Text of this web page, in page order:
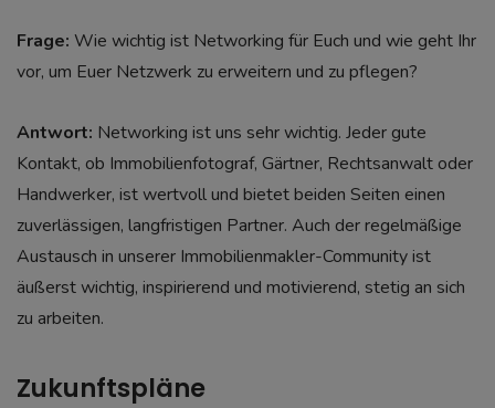
Frage: Wie wichtig ist Networking für Euch und wie geht Ihr
vor, um Euer Netzwerk zu erweitern und zu pflegen?
Antwort: Networking ist uns sehr wichtig. Jeder gute
Kontakt, ob Immobilienfotograf, Gärtner, Rechtsanwalt oder
Handwerker, ist wertvoll und bietet beiden Seiten einen
zuverlässigen, langfristigen Partner. Auch der regelmäßige
Austausch in unserer Immobilienmakler-Community ist
äußerst wichtig, inspirierend und motivierend, stetig an sich
zu arbeiten.
Zukunftspläne